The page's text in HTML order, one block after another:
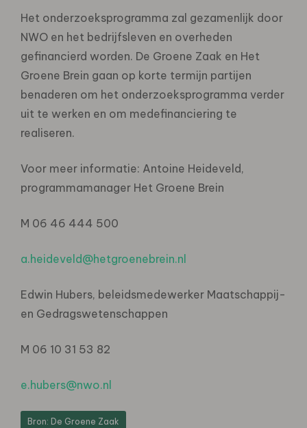
Het onderzoeksprogramma zal gezamenlijk door
NWO en het bedrijfsleven en overheden
gefinancierd worden. De Groene Zaak en Het
Groene Brein gaan op korte termijn partijen
benaderen om het onderzoeksprogramma verder
uit te werken en om medefinanciering te
realiseren.
Voor meer informatie: Antoine Heideveld,
programmamanager Het Groene Brein
M 06 46 444 500
a.heideveld@hetgroenebrein.nl
Edwin Hubers, beleidsmedewerker Maatschappij-
en Gedragswetenschappen
M 06 10 31 53 82
e.hubers@nwo.nl
Bron: De Groene Zaak